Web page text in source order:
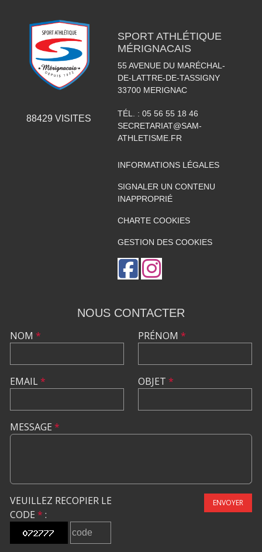
88429 VISITES
SPORT ATHLÉTIQUE
MÉRIGNACAIS
55 AVENUE DU MARÉCHAL-
DE-LATTRE-DE-TASSIGNY
33700 MERIGNAC
TÉL. : 05 56 55 18 46
SECRETARIAT@SAM-
ATHLETISME.FR
INFORMATIONS LÉGALES
SIGNALER UN CONTENU
INAPPROPRIÉ
CHARTE COOKIES
GESTION DES COOKIES
NOUS CONTACTER
NOM *
EMAIL*
PRÉNOM *
OBJET *
MESSAGE *
VEUILLEZ RECOPIER LE
CODE * :
ENVOYER